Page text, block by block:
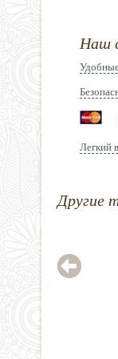
Наш
Легкий
Другие